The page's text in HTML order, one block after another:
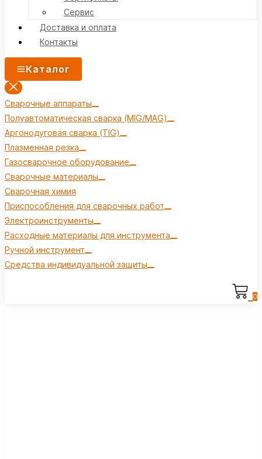
Сервис
Доставка и оплата
Контакты
Каталог
Сварочные аппараты
Полуавтоматическая сварка (MIG/MAG)
Аргонодуговая сварка (TIG)
Плазменная резка
Газосварочное оборудование
Сварочные материалы
Сварочная химия
Приспособления для сварочных работ
Электроинструменты
Расходные материалы для инструмента
Ручной инструмент
Средства индивидуальной защиты
0